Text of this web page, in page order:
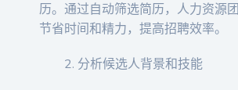
历。通过自动筛选简历，人力资源
节省时间和精力，提高招聘效率。
2. 分析候选人背景和技能